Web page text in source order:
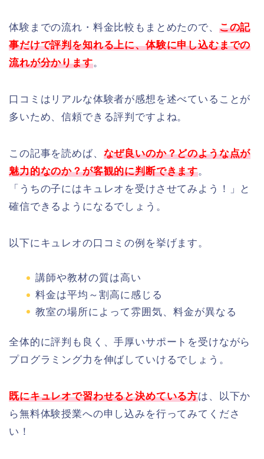
体験までの流れ・料金比較もまとめたので、 この記
事だけで評判を知れる上に、体験に申し込むまでの
流れが分かります。
口コミはリアルな体験者が感想を述べていることが
多いため、信頼できる評判ですよね。
この記事を読めば、 なぜ良いのか？どのような点が
魅力的なのか？が客観的に判断できます。
「うちの子にはキュレオを受けさせてみよう！」と
確信できるようになるでしょう。
以下にキュレオの口コミの例を挙げます。
講師や教材の質は高い
料金は平均～割高に感じる
教室の場所によって雰囲気、料金が異なる
全体的に評判も良く、手厚いサポートを受けながら
プログラミング力を伸ばしていけるでしょう。
既にキュレオで習わせると決めている方は、以下か
ら無料体験授業への申し込みを行ってみてくださ
い！